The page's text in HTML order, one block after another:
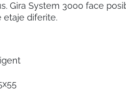
Gira System 3000 face
etaje diferite.